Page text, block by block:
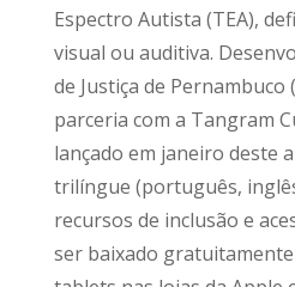
Espectro Autista (TEA),
visual ou auditiva.
de Justiça de Pernambuco
parceria com a Tangram
lançado em janeiro deste
trilíngue (português,
recursos de inclusão e
ser baixado